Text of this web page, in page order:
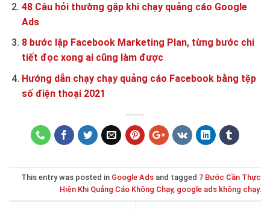
48 Câu hỏi thường gặp khi chạy quảng cáo Google
Ads
8 bước lập Facebook Marketing Plan, từng bước chi
tiết đọc xong ai cũng làm được
Hướng dẫn chạy chạy quảng cáo Facebook bằng tệp
số điện thoại 2021
This entry was posted in Google Ads and tagged 7 Bước Cần Thực
Hiện Khi Quảng Cáo Không Chạy, google ads không chạy.